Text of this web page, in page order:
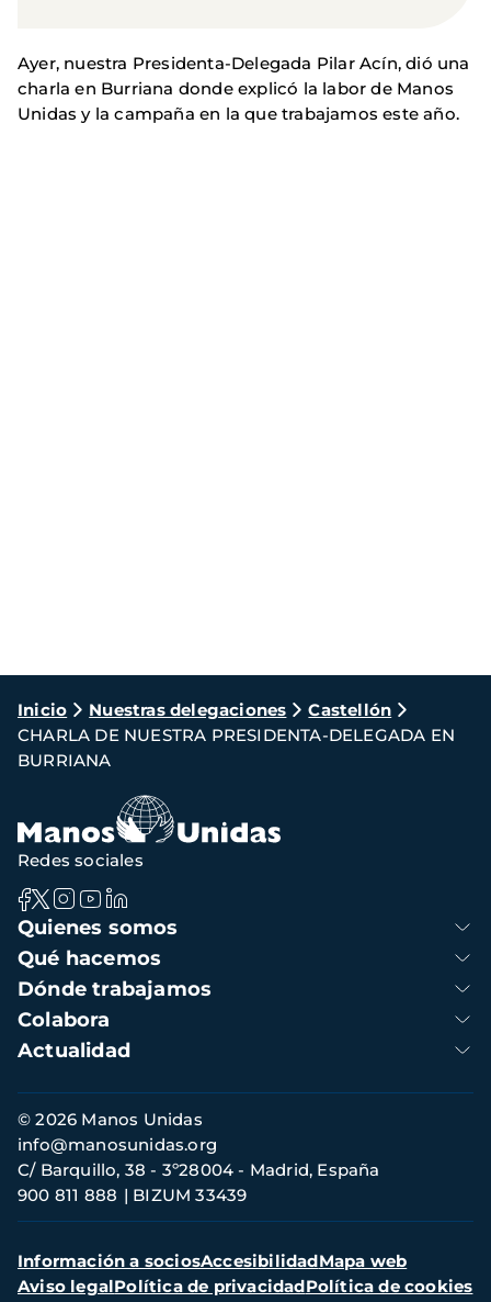
Ayer, nuestra Presidenta-Delegada Pilar Acín, dió una
charla en Burriana donde explicó la labor de Manos
Unidas y la campaña en la que trabajamos este año.
Ruta
de
navegación
Inicio Nuestras delegaciones
Castellón
CHARLA DE NUESTRA PRESIDENTA-DELEGADA EN
BURRIANA
Navegación
principal
Quienes somos
Qué hacemos
Dónde trabajamos
Colabora
Actualidad
Redes sociales
Información
de
contacto
© 2026 Manos Unidas
C/ Barquillo, 38 - 3º28004 - Madrid, España
900 811 888
BIZUM 33439
info@manosunidas.org
Menú
secundario
Información a sociosAccesibilidadMapa web
Aviso legalPolítica de privacidadPolítica de cookies